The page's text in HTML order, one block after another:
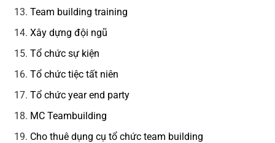
Team building training
Xây dựng đội ngũ
Tổ chức sự kiện
Tổ chức tiệc tất niên
Tổ chức year end party
MC Teambuilding
Cho thuê dụng cụ tổ chức team building